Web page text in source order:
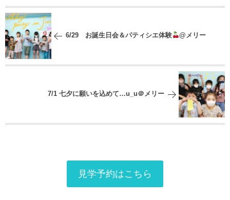
6/29 お誕生日会＆パティシエ体験 @メリー
7/1 七夕に願いを込めて…u_u＠メリー
見学予約はこちら